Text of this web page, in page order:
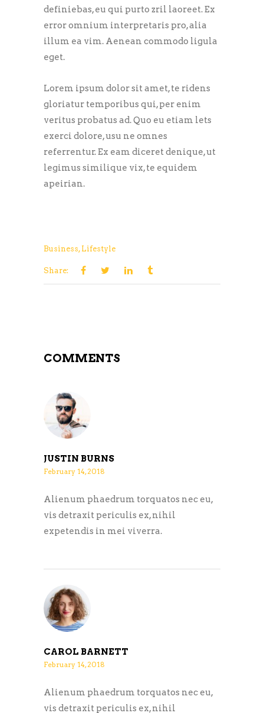
definiebas, eu qui purto zril laoreet. Ex
error omnium interpretaris pro, alia
illum ea vim. Aenean commodo ligula
eget.
Lorem ipsum dolor sit amet, te ridens
gloriatur temporibus qui, per enim
veritus probatus ad. Quo eu etiam lets
exerci dolore, usu ne omnes
referrentur. Ex eam diceret denique, ut
legimus similique vix, te equidem
apeirian.
Business, Lifestyle
Share:
COMMENTS
JUSTIN BURNS
February 14, 2018
Alienum phaedrum torquatos nec eu,
vis detraxit periculis ex, nihil
expetendis in mei viverra.
CAROL BARNETT
February 14, 2018
Alienum phaedrum torquatos nec eu,
vis detraxit periculis ex, nihil